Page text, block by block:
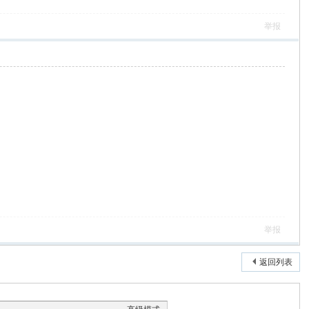
举报
举报
返回列表